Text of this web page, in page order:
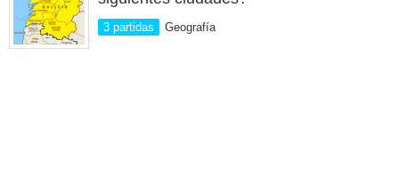
3 partidas Geografía